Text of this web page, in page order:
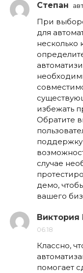
Степан
При
для
несколько
избежать
Обратите
поддержку
случае
демо,
вашего
Виктория
06:18
Классно,
помогает